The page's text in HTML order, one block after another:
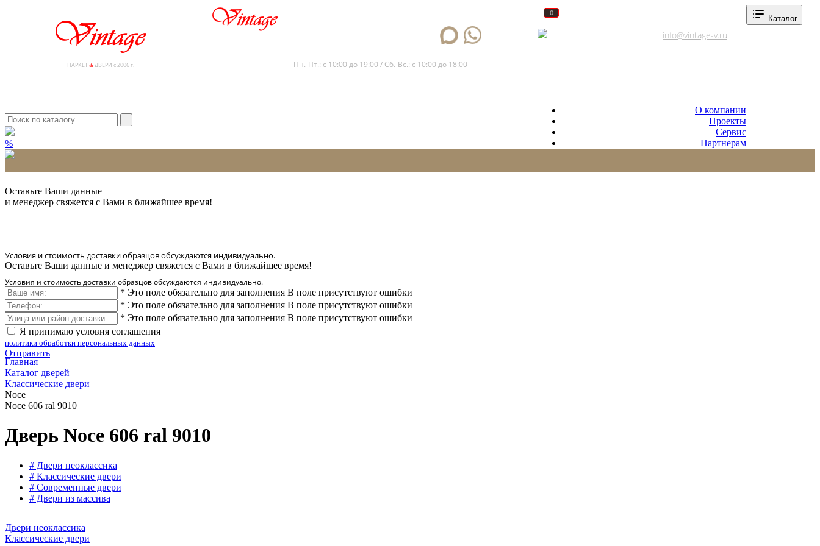
ПАРКЕТ&ДВЕРИ с 2006 г. Пн.-Пт.: с 10:00 до 19:00 / Сб.-Вс.: с 10:00 до 18:00
info@vintage-v.ru
0
0
О компании
Проекты
Сервис
Партнерам
Каталог
%
Оставьте Ваши данные
и менеджер свяжется с Вами в ближайшее время!
Условия и стоимость доставки образцов обсуждаются индивидуально.
Оставьте Ваши данные и менеджер свяжется с Вами в ближайшее время!
Условия и стоимость доставки образцов обсуждаются индивидуально.
* Это поле обязательно для заполнения В поле присутствуют ошибки
* Это поле обязательно для заполнения В поле присутствуют ошибки
* Это поле обязательно для заполнения В поле присутствуют ошибки
Я принимаю условия соглашения
политики обработки персональных данных
Отправить
Главная
Каталог дверей
Классические двери
Noce
Noce 606 ral 9010
Дверь Noce 606 ral 9010
# Двери неоклассика
# Классические двери
# Современные двери
# Двери из массива
Двери неоклассика
Классические двери